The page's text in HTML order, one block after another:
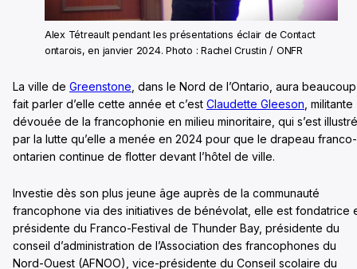
Alex Tétreault pendant les présentations éclair de Contact
ontarois, en janvier 2024. Photo : Rachel Crustin / ONFR
La ville de Greenstone , dans le Nord de l’Ontario, aura beaucoup
fait parler d’elle cette année et c’est Claudette Gleeson , militante
dévouée de la francophonie en milieu minoritaire, qui s’est
par la lutte qu’elle a menée en 2024 pour que le drapeau franco-
ontarien continue de flotter devant l’hôtel de ville.
Investie dès son plus jeune âge auprès de la communauté
francophone via des initiatives de bénévolat, elle est fondatrice
présidente du Franco-Festival de Thunder Bay, présidente du
conseil d’administration de l’Association des francophones du
Nord-Ouest (AFNOO), vice-présidente du Conseil scolaire du